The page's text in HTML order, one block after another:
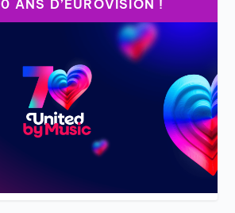
ANS D’EUROVISION !